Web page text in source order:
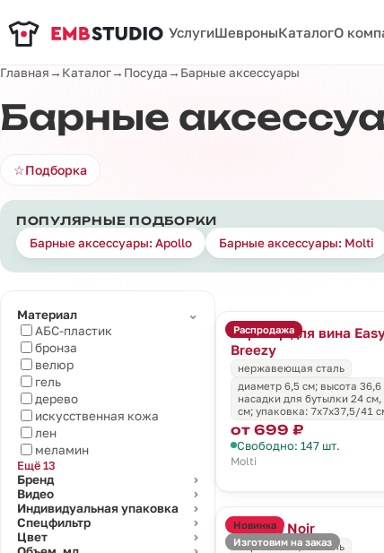
УслугиШевроныКаталогО
Главная→ Каталог→ Посуда→ Барные аксессуары
Барные
☆Подборка
ПОПУЛЯРНЫЕ ПОДБОРКИ
Барные аксессуары: Apollo Барные аксессуары: Molti
Материал
⌄
АБС-пластик
бронза
велюр
гель
дерево
искусственная кожа
лен
меламин
Ещё 13
Бренд
⌄
Видео ⌄
Индивидуальная упаковка ⌄
Спецфильтр ⌄
Цвет ⌄
Распродажа
Аэратор для вина
Breezy
нержавеющая сталь
диаметр 6,5 см; высота 36,6
насадки для бутылки 24
см; упаковка: 7x7x37,5/41
от 699 ₽
Свободно: 147 шт.
Molti
Новинка
Изготовим на заказ
Штопор Noir
нержавеющая сталь